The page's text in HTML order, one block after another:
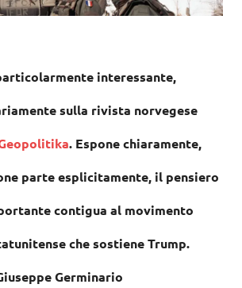
interessante,
sulla rivista norvegese
. Espone chiaramente,
parte esplicitamente, il pensiero
contigua al movimento
che sostiene Trump.
Germinario